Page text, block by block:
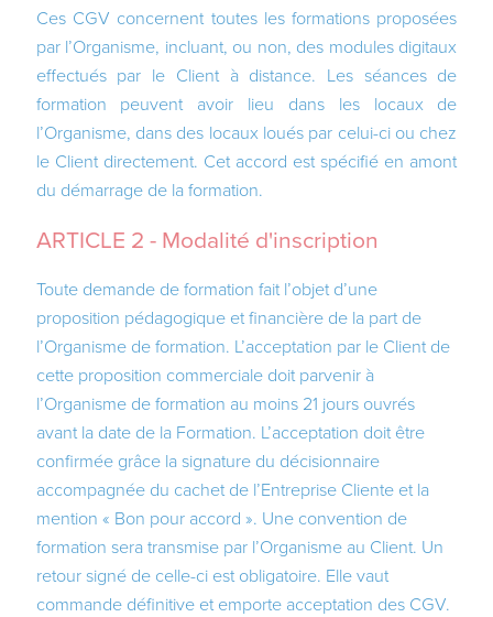
Ces CGV concernent toutes les formations proposées
par l’Organisme, incluant, ou non, des modules digitaux
effectués par le Client à distance. Les séances de
formation peuvent avoir lieu dans les locaux de
l’Organisme, dans des locaux loués par celui-ci ou chez
le Client directement. Cet accord est spécifié en amont
du démarrage de la formation.
ARTICLE 2 - Modalité d'inscription
Toute demande de formation fait l’objet d’une
proposition pédagogique et financière de la part de
l’Organisme de formation. L’acceptation par le Client de
cette proposition commerciale doit parvenir à
l’Organisme de formation au moins 21 jours ouvrés
avant la date de la Formation. L’acceptation doit être
confirmée grâce la signature du décisionnaire
accompagnée du cachet de l’Entreprise Cliente et la
mention « Bon pour accord ». Une convention de
formation sera transmise par l’Organisme au Client. Un
retour signé de celle-ci est obligatoire. Elle vaut
commande définitive et emporte acceptation des CGV.